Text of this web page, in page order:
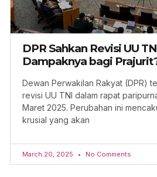
DPR Sahkan Revisi UU
Dampaknya bagi
Dewan Perwakilan Rakyat (DPR)
revisi UU TNI dalam rapat
Maret 2025. Perubahan ini
krusial yang akan
March 20, 2025 No Comments